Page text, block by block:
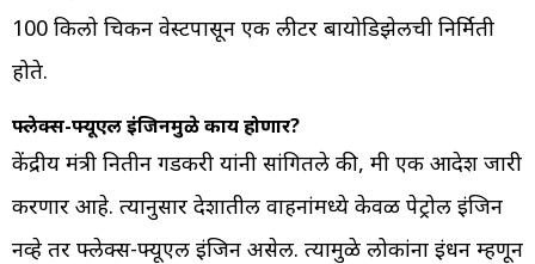
100 किलो चिकन वेस्टपासून एक लीटर बायोडिझेलची निर्मिती
होते.
फ्लेक्स-फ्यूएल इंजिनमुळे काय होणार?
केंद्रीय मंत्री नितीन गडकरी यांनी सांगितले की, मी एक आदेश जारी
करणार आहे. त्यानुसार देशातील वाहनांमध्ये केवळ पेट्रोल इंजिन
नव्हे तर फ्लेक्स-फ्यूएल इंजिन असेल. त्यामुळे लोकांना इंधन म्हणून